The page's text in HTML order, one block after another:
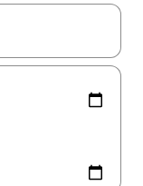
upp og niður